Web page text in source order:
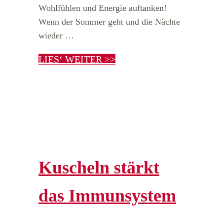
Wohlfühlen und Energie auftanken!
Wenn der Sommer geht und die Nächte
wieder …
LIES‘ WEITER >>
Kuscheln stärkt
das Immunsystem